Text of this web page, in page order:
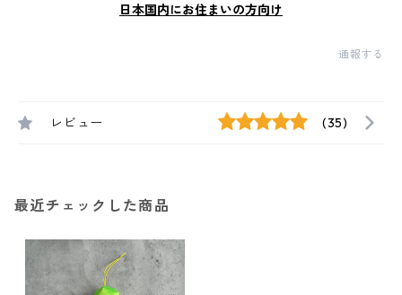
日本国内にお住まいの方向け
通報する
レビュー (35)
最近チェックした商品